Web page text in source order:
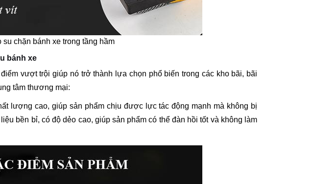
chặn bánh xe trong tầng hầm
bánh xe
vượt trội giúp nó trở thành lựa chọn phổ biến trong các kho bãi, bãi
tâm thương mại:
lượng cao, giúp sản phẩm chịu được lực tác động mạnh mà không bị
bền bỉ, có độ dẻo cao, giúp sản phẩm có thể đàn hồi tốt và không làm